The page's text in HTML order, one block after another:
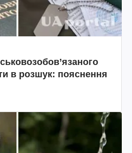
в розшук: пояснення